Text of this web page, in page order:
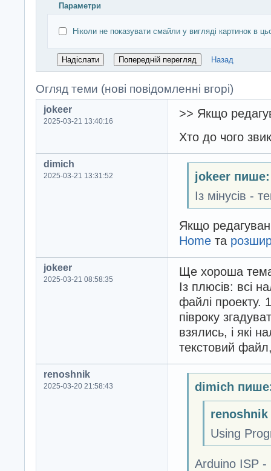
Параметри
Ніколи не показувати смайли у вигляді картинок в
Назад
Огляд теми (нові повідомленні вгорі)
jokeer
2025-03-21 13:40:16
>> Якщо
Хто до чого
dimich
2025-03-21 13:31:52
jokeer пише:
Із мінусів -
Якщо
Home та
jokeer
2025-03-21 08:58:35
Ще хороша
Із плюсів: всі
файлі проекту.
півроку
взялись, і які
текстовий
renoshnik
2025-03-20 21:58:43 dimich
Using
Arduino ISP -